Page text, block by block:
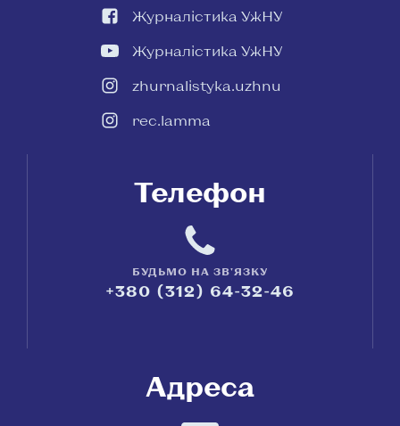
Журналістика УжНУ
Журналістика УжНУ
zhurnalistyka.uzhnu
rec.lamma
Телефон
БУДЬМО НА ЗВ'ЯЗКУ
+380 (312) 64-32-46
Адреса